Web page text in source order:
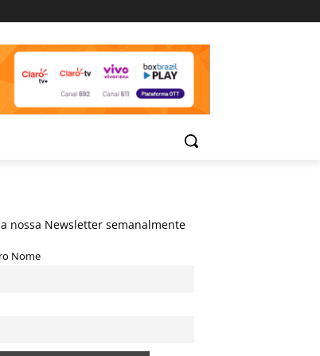
nossa Newsletter semanalmente
Nome